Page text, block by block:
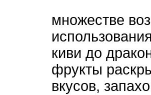
множестве
киви до
фрукты
вкусов,